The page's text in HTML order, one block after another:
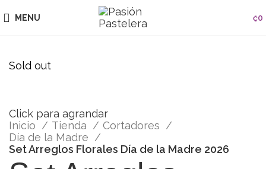
MENU ₡0
Sold out
Click para agrandar
Inicio
Tienda
Cortadores
Día de la Madre
Set Arreglos Florales Día de la Madre 2026